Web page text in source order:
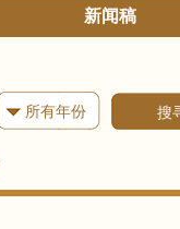
新闻稿
所有年份 搜